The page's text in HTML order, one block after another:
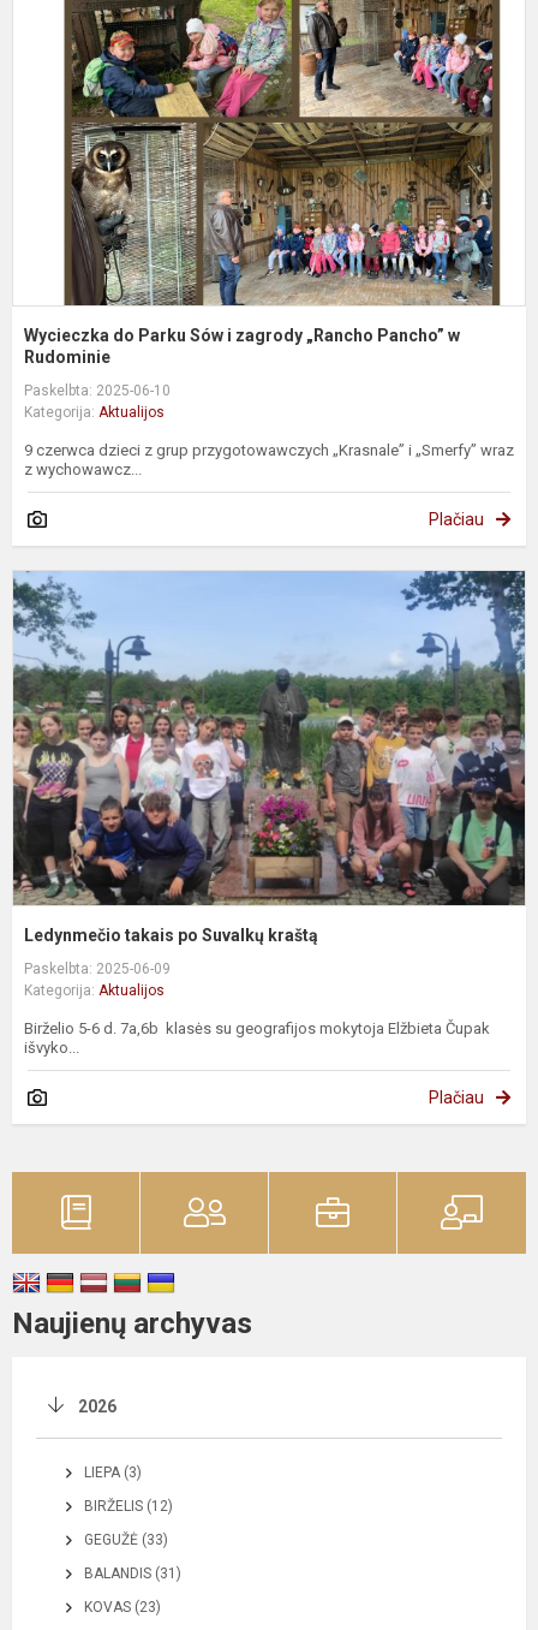
Wycieczka do Parku Sów i zagrody „Rancho Pancho” w
Rudominie
Paskelbta: 2025-06-10
Kategorija: Aktualijos
9 czerwca dzieci z grup przygotowawczych „Krasnale” i „Smerfy” wraz
z wychowawcz...
Plačiau
Ledynmečio takais po Suvalkų kraštą
Paskelbta: 2025-06-09
Kategorija: Aktualijos
Birželio 5-6 d. 7a,6b klasės su geografijos mokytoja Elžbieta Čupak
išvyko...
Plačiau
Naujienų archyvas
2026
LIEPA (3)
BIRŽELIS (12)
GEGUŽĖ (33)
BALANDIS (31)
KOVAS (23)